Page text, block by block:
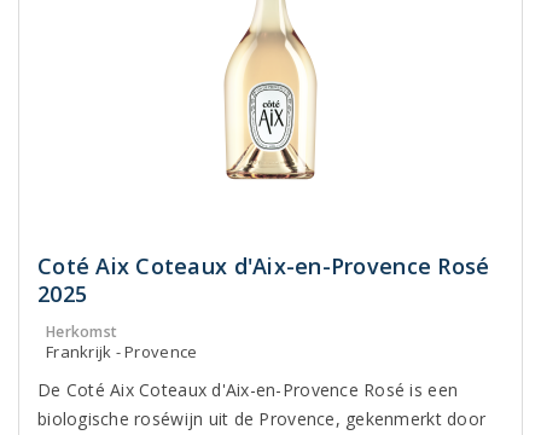
Coté Aix Coteaux d'Aix-en-Provence Rosé
2025
Herkomst
Frankrijk - Provence
De Coté Aix Coteaux d'Aix-en-Provence Rosé is een
biologische roséwijn uit de Provence, gekenmerkt door